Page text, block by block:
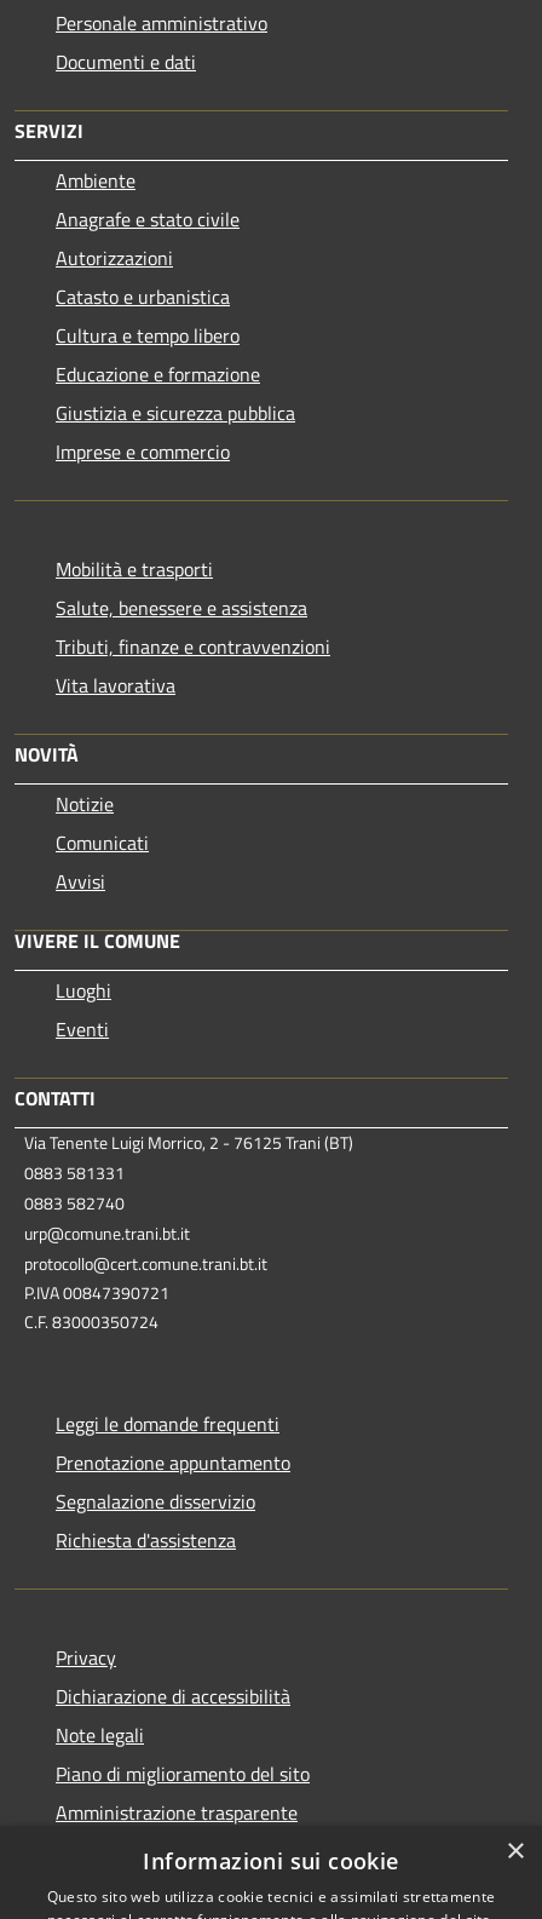
Personale amministrativo
Documenti e dati
SERVIZI
Ambiente
Anagrafe e stato civile
Autorizzazioni
Catasto e urbanistica
Cultura e tempo libero
Educazione e formazione
Giustizia e sicurezza pubblica
Imprese e commercio
Mobilità e trasporti
Salute, benessere e assistenza
Tributi, finanze e contravvenzioni
Vita lavorativa
NOVITÀ
Notizie
Comunicati
Avvisi
VIVERE IL COMUNE
Luoghi
Eventi
CONTATTI
Via Tenente Luigi Morrico, 2 - 76125 Trani (BT)
0883 581331
0883 582740
urp@comune.trani.bt.it
protocollo@cert.comune.trani.bt.it
P.IVA 00847390721
C.F. 83000350724
Leggi le domande frequenti
Prenotazione appuntamento
Segnalazione disservizio
Richiesta d'assistenza
Privacy
Dichiarazione di accessibilità
Note legali
Piano di miglioramento del sito
Amministrazione trasparente
Albo Pretorio
×
Informazioni sui cookie
Questo sito web utilizza cookie tecnici e assimilati strettamente